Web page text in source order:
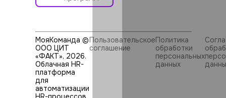
МояКоманда ©
ООО ЦИТ
«ФАКТ», 2026.
Облачная HR-
платформа
для
автоматизации
Пользовательское
соглашение
Политика
обработки
персональных
данных